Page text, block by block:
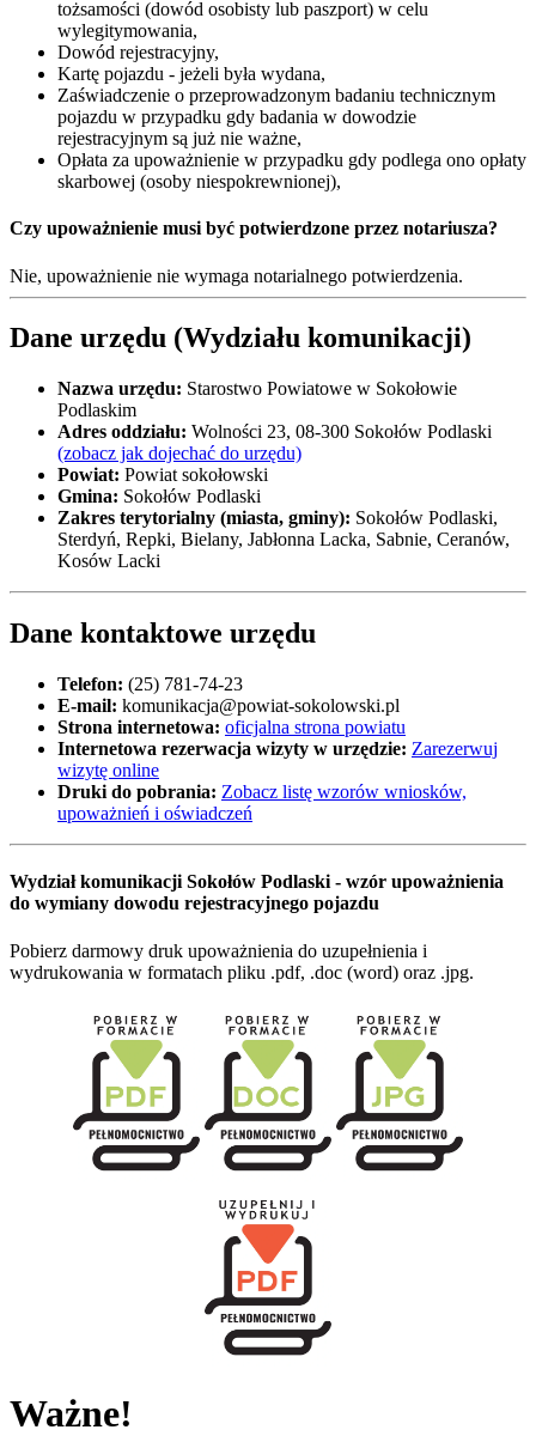
tożsamości (dowód osobisty lub paszport) w celu
wylegitymowania,
Dowód rejestracyjny,
Kartę pojazdu - jeżeli była wydana,
Zaświadczenie o przeprowadzonym badaniu technicznym
pojazdu w przypadku gdy badania w dowodzie
rejestracyjnym są już nie ważne,
Opłata za upoważnienie w przypadku gdy podlega ono opłaty
skarbowej (osoby niespokrewnionej),
Czy upoważnienie musi być potwierdzone przez notariusza?
Nie, upoważnienie nie wymaga notarialnego potwierdzenia.
Dane urzędu (Wydziału komunikacji)
Nazwa urzędu: Starostwo Powiatowe w Sokołowie
Podlaskim
Adres oddziału: Wolności 23, 08-300 Sokołów Podlaski
(zobacz jak dojechać do urzędu)
Powiat: Powiat sokołowski
Gmina: Sokołów Podlaski
Zakres terytorialny (miasta, gminy): Sokołów Podlaski,
Sterdyń, Repki, Bielany, Jabłonna Lacka, Sabnie, Ceranów,
Kosów Lacki
Dane kontaktowe urzędu
Telefon: (25) 781-74-23
E-mail: komunikacja@powiat-sokolowski.pl
Strona internetowa: oficjalna strona powiatu
Internetowa rezerwacja wizyty w urzędzie: Zarezerwuj
wizytę online
Druki do pobrania: Zobacz listę wzorów wniosków,
upoważnień i oświadczeń
Wydział komunikacji Sokołów Podlaski - wzór upoważnienia
do wymiany dowodu rejestracyjnego pojazdu
Pobierz darmowy druk upoważnienia do uzupełnienia i
wydrukowania w formatach pliku .pdf, .doc (word) oraz .jpg.
Ważne!